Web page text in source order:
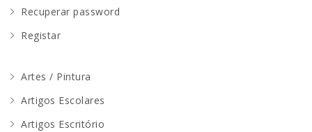
Recuperar password
Registar
Artes / Pintura
Artigos Escolares
Artigos Escritório